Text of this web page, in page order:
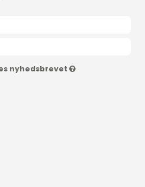
nyhedsbrevet